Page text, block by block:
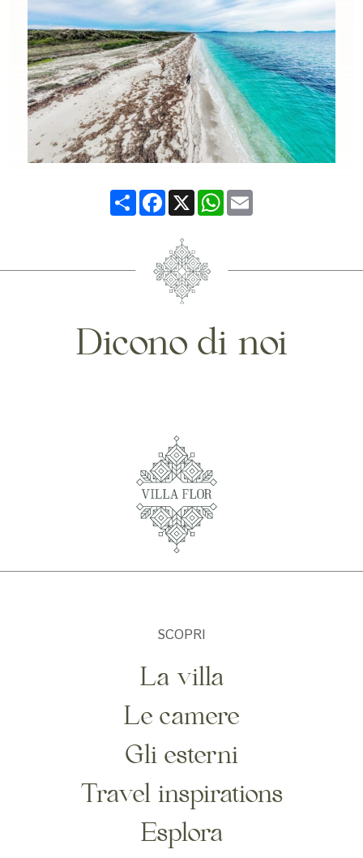
Share Facebook
X WhatsApp
Dicono di noi
SCOPRI
La villa
Le camere
Gli esterni
Travel inspirations
Esplora